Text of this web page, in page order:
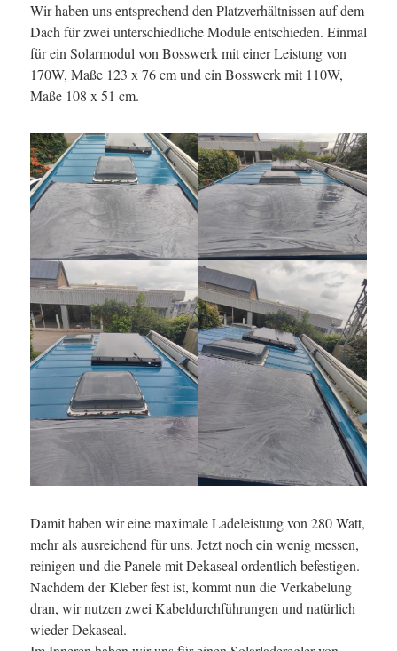
Wir haben uns entsprechend den Platzverhältnissen auf dem
Dach für zwei unterschiedliche Module entschieden. Einmal
für ein Solarmodul von Bosswerk mit einer Leistung von
170W, Maße 123 x 76 cm und ein Bosswerk mit 110W,
Maße 108 x 51 cm.
Damit haben wir eine maximale Ladeleistung von 280 Watt,
mehr als ausreichend für uns. Jetzt noch ein wenig messen,
reinigen und die Panele mit Dekaseal ordentlich befestigen.
Nachdem der Kleber fest ist, kommt nun die Verkabelung
dran, wir nutzen zwei Kabeldurchführungen und natürlich
wieder Dekaseal.